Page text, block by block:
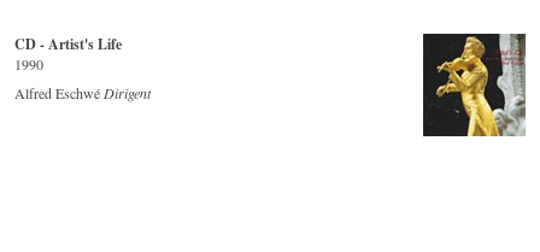
CD - Artist's Life
1990
Alfred Eschwé Dirigent